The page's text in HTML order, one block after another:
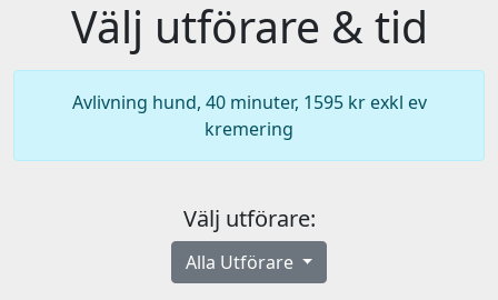
Välj utförare & tid
Avlivning hund, 40 minuter, 1595 kr exkl ev
kremering
Välj utförare:
Alla Utförare